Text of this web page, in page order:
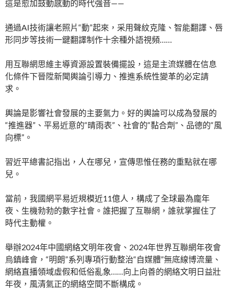
這是愈加鼓動感動的時代強音——
通過AI技術讓老照片“動”起來，采用聲紋克隆、智能翻譯、唇
形同步等技術一鍵翻譯制作十余種外語視頻……
用互聯網思維主導資源設置裝備擺設，這是主流媒體在信息
化條件下晉陞新聞輿論引導力、推進系統性變革的必定請
求。
輿論是影響社會發展的主要氣力。好的輿論可以成為發展的
“推進器”、平易近意的“晴雨表”、社會的“黏合劑”、品德的“風
向標”。
習近平總書記指出，人在哪兒，宣傳思惟任務的重點就在哪
兒。
當前，我國網平易近規模近11億人，構成了全球最為龐年
夜、生機勃勃的數字社會。誰把握了互聯網，誰就掌握住了
時代主動權。
舉辦2024年中國網絡文明年夜會、2024年世界互聯網年夜會
烏鎮峰會，“明朗”系列專項行動整治“自媒體”無底線博流量、
網絡直播領域虛假和低俗亂象……向上向善的網絡文明日益壯
年夜，風清氣正的網絡空間不斷構成。